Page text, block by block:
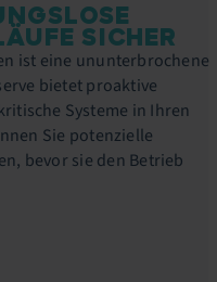
SICHER
ist eine ununterbrochene
bietet proaktive
Systeme in Ihren
Sie potenzielle
bevor sie den Betrieb